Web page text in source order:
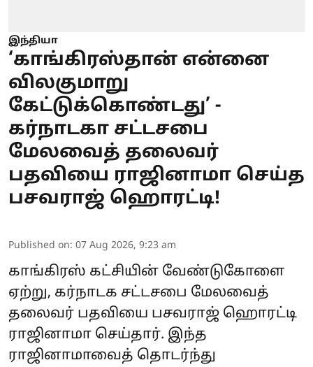
இந்தியா
‘காங்கிரஸ்தான் என்னை
விலகுமாறு
கேட்டுக்கொண்டது’ -
கர்நாடகா சட்டசபை
மேலவைத் தலைவர்
பதவியை ராஜினாமா செய்த
பசவராஜ் ஹொரட்டி!
Published on: 07 Aug 2026, 9:23 am
காங்கிரஸ் கட்சியின் வேண்டுகோளை
ஏற்று, கர்நாடக சட்டசபை மேலவைத்
தலைவர் பதவியை பசவராஜ் ஹொரட்டி
ராஜினாமா செய்தார். இந்த
ராஜினாமாவைத் தொடர்ந்து